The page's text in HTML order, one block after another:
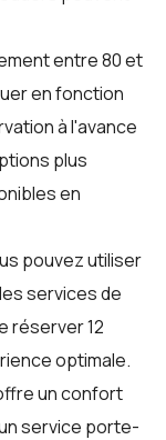
entre 80 et
en fonction
à l'avance
plus
en
pouvez utiliser
services de
réserver 12
optimale.
un confort
service porte-